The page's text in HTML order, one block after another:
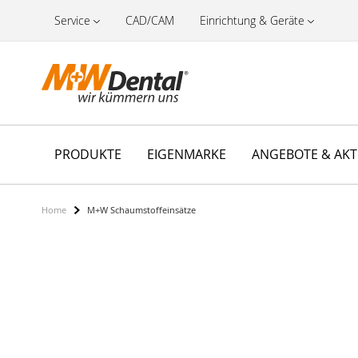
Service CAD/CAM Einrichtung & Geräte
PRODUKTE EIGENMARKE ANGEBOTE &
Home M+W Schaumstoffeinsätze